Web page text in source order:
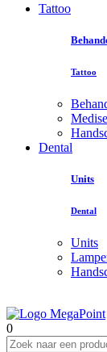
Tattoo
Tattoo
Dental
Units
Dental
Units
0